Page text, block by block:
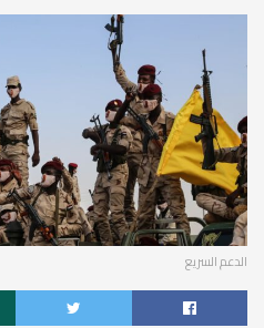
الدعم السريع